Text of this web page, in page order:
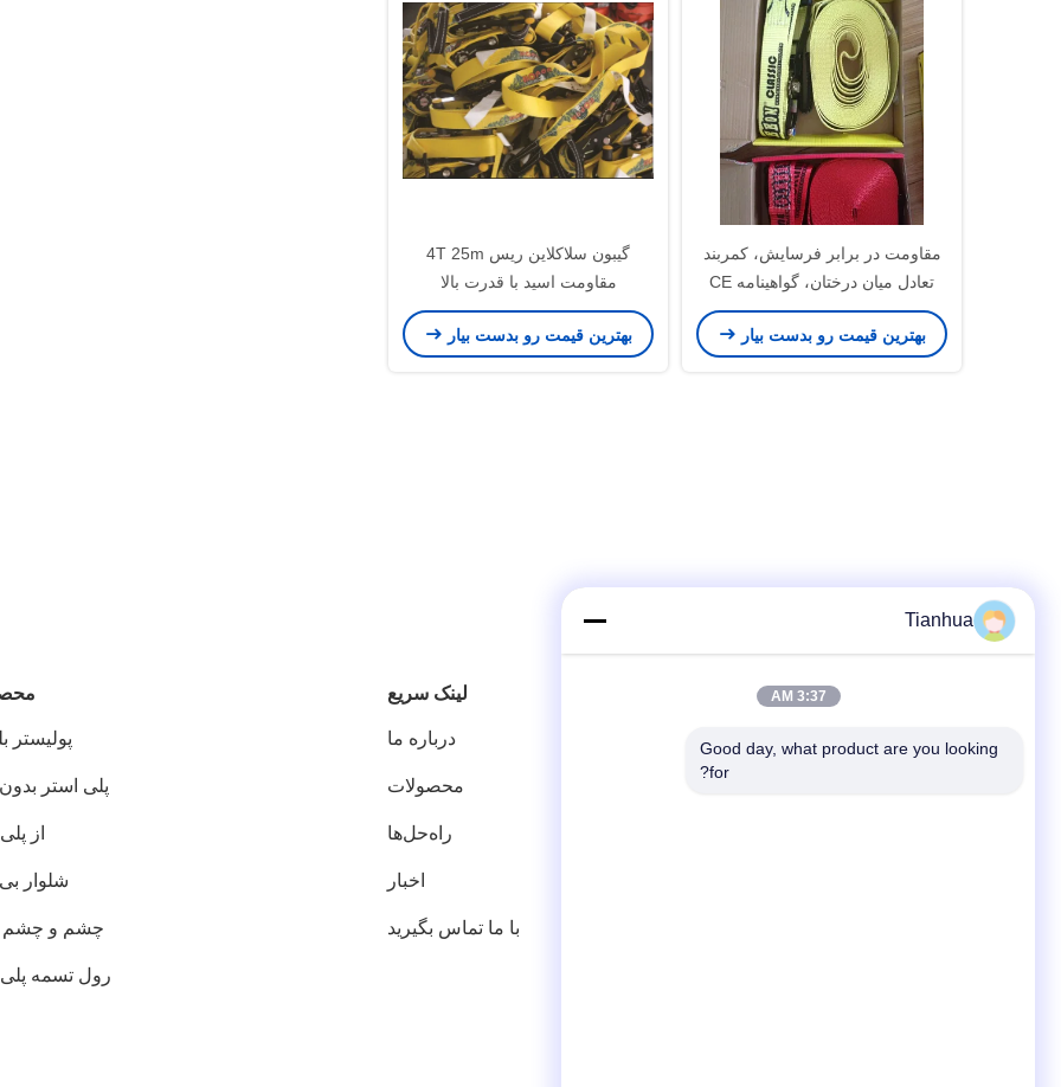
مقاومت در برابر فرسایش، کمربند
تعادل میان درختان، گواهینامه CE
GS
بهترین قیمت رو بدست بیار
گيبون سلاکلاين ريس 4T 25m
مقاومت اسيد با قدرت بالا
بهترین قیمت رو بدست بیار
لینک سریع
درباره ما
محصولات
راه‌حل‌ها
اخبار
با ما تماس بگیرید
پوليستر
پلی استر بدون
از
شلوار بی
چشم و چشم
رول تسمه
Tianhua
3:37 AM
Good day, what product are you looking
for?